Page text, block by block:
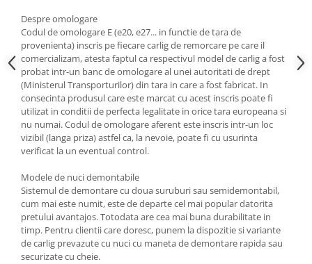
Carlige Mercedes
Carlige MG
Carlige Mini
Carlige Mitsubishi
Carlige Nissan
Carlige Omoda
Carlige Opel
Carlige Plymouth
Carlige Polestar
Carlige Porsche
Carlige Renault
Despre omologare
Codul de omologare E (e20, e27... in functie de tara de
provenienta) inscris pe fiecare carlig de remorcare pe care il
comercializam, atesta faptul ca respectivul model de carlig a fost
probat intr-un banc de omologare al unei autoritati de drept
(Ministerul Transporturilor) din tara in care a fost fabricat. In
consecinta produsul care este marcat cu acest inscris poate fi
utilizat in conditii de perfecta legalitate in orice tara europeana si
nu numai. Codul de omologare aferent este inscris intr-un loc
vizibil (langa priza) astfel ca, la nevoie, poate fi cu usurinta
verificat la un eventual control.
Modele de nuci demontabile
Sistemul de demontare cu doua suruburi sau semidemontabil,
cum mai este numit, este de departe cel mai popular datorita
pretului avantajos. Totodata are cea mai buna durabilitate in
timp. Pentru clientii care doresc, punem la dispozitie si variante
de carlig prevazute cu nuci cu maneta de demontare rapida sau
securizate cu cheie.